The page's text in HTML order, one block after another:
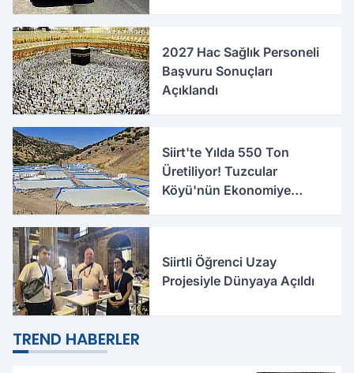
2027 Hac Sağlık Personeli
Başvuru Sonuçları
Açıklandı
Siirt'te Yılda 550 Ton
Üretiliyor! Tuzcular
Köyü'nün Ekonomiye
Siirtli Öğrenci Uzay
Projesiyle Dünyaya Açıldı
TREND HABERLER